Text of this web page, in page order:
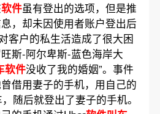
软件虽有登出的选项，但是推
，却未因使用者账户登出后
客户的私生活造成了很大困
斯-阿尔卑斯-蓝色海岸大
软件没收了我的婚姻”。事件
借用妻子的手机，用自己的
随后就登出了妻子的手机。